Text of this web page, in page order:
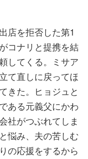
店を拒否した第1
コナリと提携を結
してくる。ミサア
て直しに戻ってほ
きた。ヒョジュと
ある元義父にかわ
社がつぶれてしま
悩み、夫の苦しむ
の応援をするから